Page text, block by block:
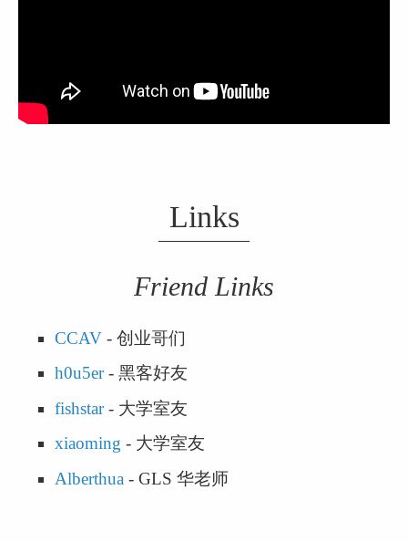
Links
Friend Links
CCAV - 创业哥们
h0u5er - 黑客好友
fishstar - 大学室友
xiaoming - 大学室友
Alberthua - GLS 华老师